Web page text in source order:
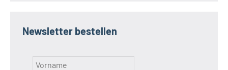
Newsletter bestellen